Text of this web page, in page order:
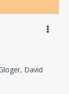
David